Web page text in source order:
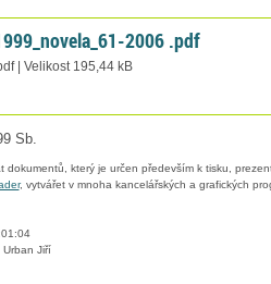
2006 .pdf
| Velikost 195,44 kB
Sb.
dokumentů, který je určen především k tisku,
, vytvářet v mnoha kancelářských a grafických
Jiří